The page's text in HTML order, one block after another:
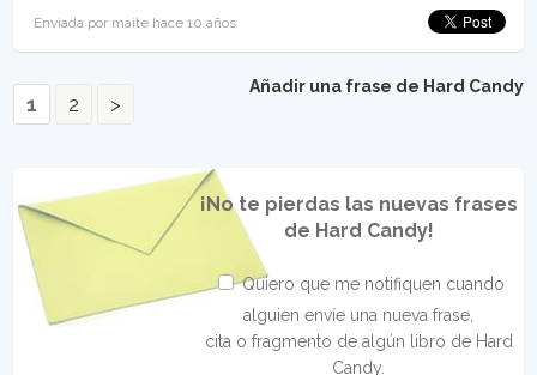
Enviada por maite hace 10 años
Añadir una frase de Hard Candy
1 2 >
¡No te pierdas las nuevas frases
de Hard Candy!
Quiero que me notifiquen cuando
alguien envíe una nueva frase,
cita o fragmento de algún libro de Hard
Candy.